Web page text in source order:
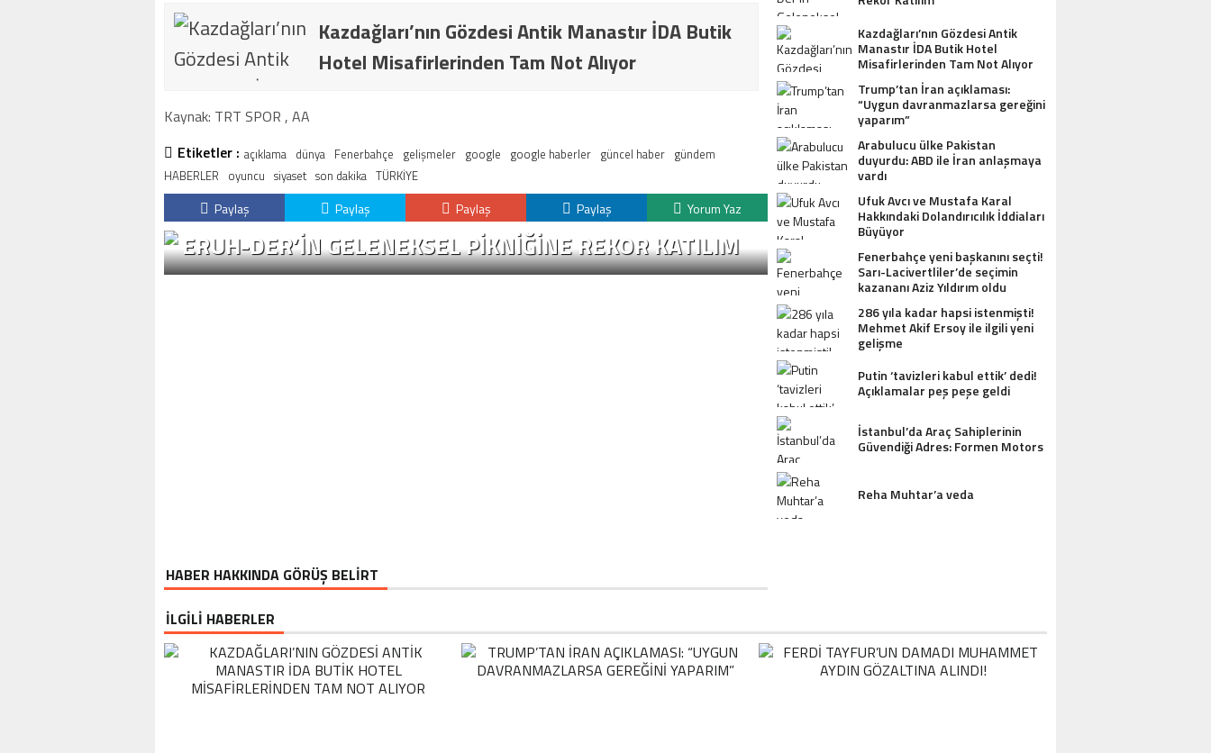
Kazdağları’nın Gözdesi Antik Manastır İDA Butik
Hotel Misafirlerinden Tam Not Alıyor
Kaynak: TRT SPOR , AA
Etiketler : açıklama dünya Fenerbahçe gelişmeler google google haberler güncel haber gündem
HABERLER oyuncu siyaset son dakika TÜRKİYE
Paylaş Paylaş Paylaş Paylaş Yorum Yaz
ERUH-DER’IN GELENEKSEL PIKNIĞINE REKOR KATILIM
KAZDAĞLARI’NIN GÖZDESI ANTIK
HOTEL MISAFIRLERINDEN TAM NOT
HABER HAKKINDA GÖRÜŞ BELİRT
Kazdağları’nın Gözdesi Antik
Manastır İDA Butik Hotel
Misafirlerinden Tam Not Alıyor
Trump’tan İran açıklaması:
“Uygun davranmazlarsa gereğini
yaparım”
Arabulucu ülke Pakistan
duyurdu: ABD ile İran anlaşmaya
vardı
Ufuk Avcı ve Mustafa Karal
Hakkındaki Dolandırıcılık İddiaları
Büyüyor
Fenerbahçe yeni başkanını seçti!
Sarı-Lacivertliler’de seçimin
kazananı Aziz Yıldırım oldu
286 yıla kadar hapsi istenmişti!
Mehmet Akif Ersoy ile ilgili yeni
gelişme
Putin ‘tavizleri kabul ettik’ dedi!
Açıklamalar peş peşe geldi
İstanbul’da Araç Sahiplerinin
Güvendiği Adres: Formen Motors
Reha Muhtar’a veda
İLGİLİ HABERLER